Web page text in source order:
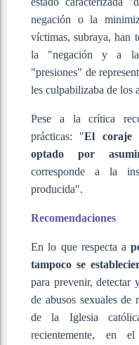
negación o la
víctimas, subraya, han
la "negación y a la
"presiones" de
les culpabilizaba de los
Pese a la crítica
prácticas: "El coraje
optado por
corresponde a la
producida".
Recomendaciones
En lo que respecta a
tampoco se
para prevenir, detectar
de abusos sexuales de
de la Iglesia
recientemente, en